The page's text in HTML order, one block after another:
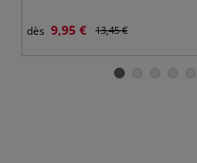
dès 9,95 € 13,45 €